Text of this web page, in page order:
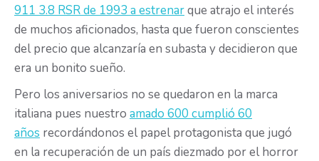
911 3.8 RSR de 1993 a estrenarque atrajo el interés
de muchos aficionados, hasta que fueron conscientes
del precio que alcanzaría en subasta y decidieron que
era un bonito sueño.
Pero los aniversarios no se quedaron en la marca
italiana pues nuestro amado 600 cumplió 60
años recordándonos el papel protagonista que jugó
en la recuperación de un país diezmado por el horror